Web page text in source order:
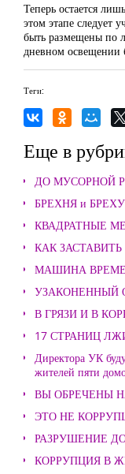
Теперь остается
этом этапе следует
быть размещены по
дневном освещении
Теги:
Еще в
ДО МУСОРНОЙ
БРЕХНЯ и
КВАДРАТНЫЕ
КАК ЗАСТАВИТЬ
МАШИНА
УЗАКОНЕННЫЙ
В ГРЯЗИ И В
17 СТРАНИЦ
Директора УК
жителей пяти
ВЫ ОБРЕЧЕНЫ
ЭТО НЕ
РАЗРУШЕНИЕ
КОРРУПЦИЯ В